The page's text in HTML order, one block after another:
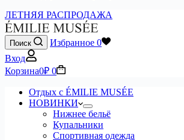
ЛЕТНЯЯ РАСПРОДАЖА
Поиск Избранное 0
Вход
Корзина0₽ 0
Отдых с ÉMILIE MUSÉE
НОВИНКИ
Нижнее бельё
Купальники
Спортивная одежда